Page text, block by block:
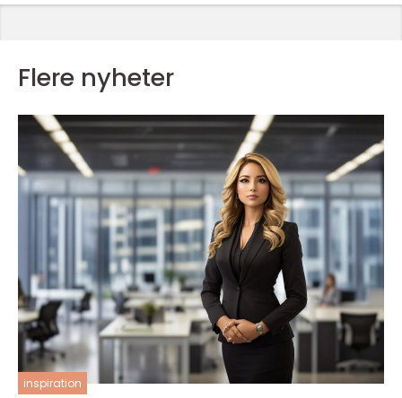
Flere nyheter
inspiration